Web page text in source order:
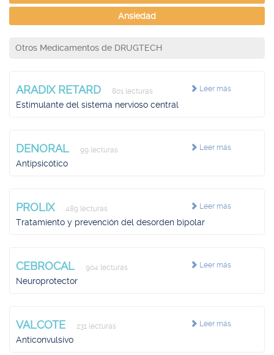
Ansiedad
Otros Medicamentos de DRUGTECH
Leer más
ARADIX RETARD 801 lecturas
Estimulante del sistema nervioso central
Leer más
DENORAL 99 lecturas
Antipsicótico
Leer más
PROLIX 489 lecturas
Tratamiento y prevención del desorden bipolar
Leer más
CEBROCAL 904 lecturas
Neuroprotector
Leer más
VALCOTE 231 lecturas
Anticonvulsivo